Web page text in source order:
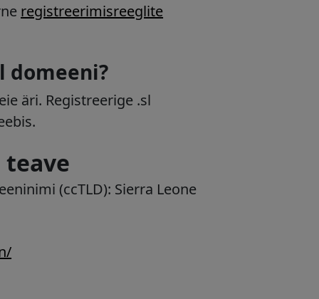
registreerimisreeglite
domeeni?
äri. Registreerige .sl
(ccTLD): Sierra Leone